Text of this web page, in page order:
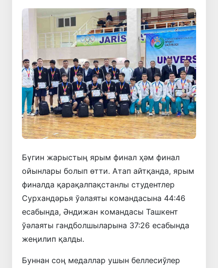
Бүгин жарыстың ярым финал ҳәм финал
ойынлары болып өтти. Атап айтқанда, ярым
финалда қарақалпақстанлы студентлер
Сурхандәрья ўәлаяты командасына 44:46
есабында, Әндижан командасы Ташкент
ўәлаяты гандболшыларына 37:26 есабында
жеңилип қалды.
Буннан соң медаллар ушын беллесиўлер